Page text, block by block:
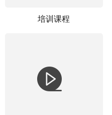
培训课程